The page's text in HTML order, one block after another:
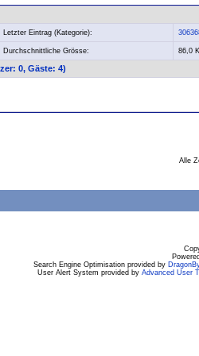
Letzter Eintrag (Kategorie):
Durchschnittliche Grösse: 86,0
0, Gäste: 4)
Alle
Search Engine Optimisation provided by
User Alert System provided by Advanced User